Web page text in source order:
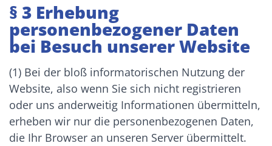
§ 3 Erhebung
personenbezogener Daten
bei Besuch unserer Website
(1) Bei der bloß informatorischen Nutzung der
Website, also wenn Sie sich nicht registrieren
oder uns anderweitig Informationen übermitteln,
erheben wir nur die personenbezogenen Daten,
die Ihr Browser an unseren Server übermittelt.